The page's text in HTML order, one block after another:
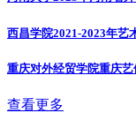
西昌学院2021-2023年艺
重庆对外经贸学院重庆
查看更多